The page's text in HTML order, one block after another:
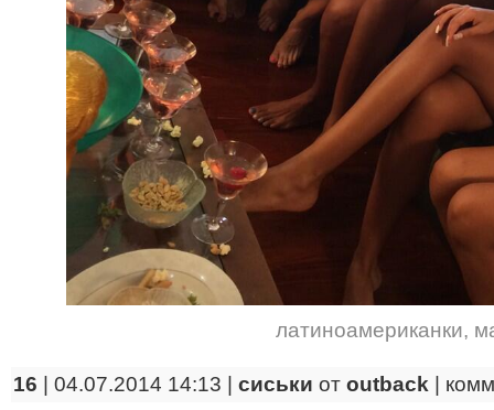
латиноамериканки,
16 | 04.07.2014 14:13 | сиськи от outback